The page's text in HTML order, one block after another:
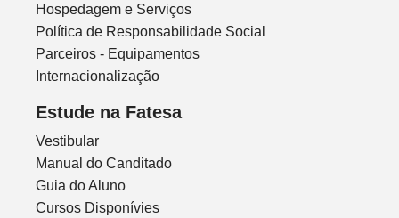
Hospedagem e Serviços
Política de Responsabilidade Social
Parceiros - Equipamentos
Internacionalização
Estude na Fatesa
Vestibular
Manual do Canditado
Guia do Aluno
Cursos Disponívies